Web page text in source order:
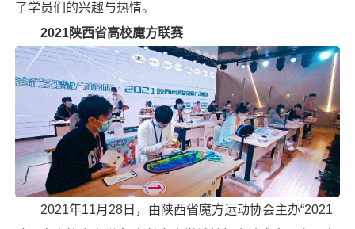
了学员们的兴趣与热情。
2021陕西省高校魔方联赛
2021年11月28日，由陕西省魔方运动协会主办“2021